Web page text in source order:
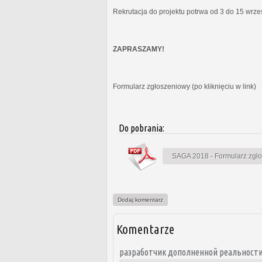
Rekrutacja do projektu potrwa od 3 do 15
ZAPRASZAMY!
Formularz zgłoszeniowy (po kliknięciu w link)
Do pobrania:
SAGA 2018 - Formularz
Dodaj komentarz
Komentarze
разработчик дополненной реальности